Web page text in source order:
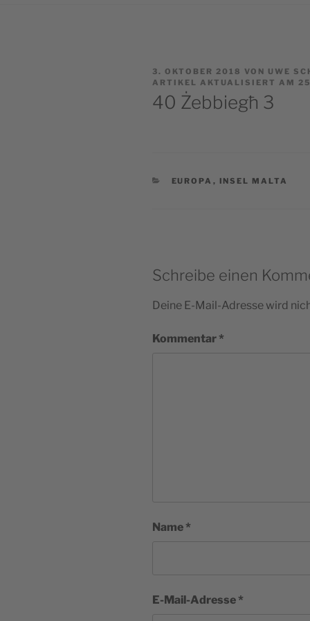
VERÖFFENTLICHT
AM
3. OKTOBER 2018 VON UWE
ARTIKEL AKTUALISIERT AM
40 Żebbiegħ 3
KATEGORIEN
EUROPA , INSEL MALTA
Schreibe einen
Deine E-Mail-Adresse wird
Kommentar *
Name *
E-Mail-Adresse *